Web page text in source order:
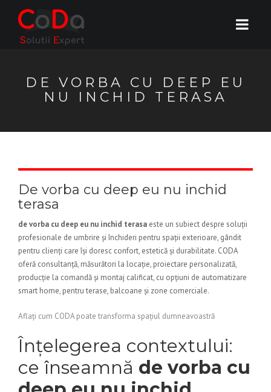
DE VORBA CU DEEP EU
NU INCHID TERASA
De vorba cu deep eu nu inchid
terasa
de vorba cu deep eu nu inchid terasa este un subiect despre soluții
profesionale de umbrire și închideri pentru spații exterioare, gândit
pentru clienți care își doresc confort, estetică și durabilitate. CODA
oferă consultanță, măsurători la locație, proiectare personalizată,
producție la comandă și montaj calificat, cu opțiuni de automatizare
smart home, pentru terase, balcoane și zone comerciale.
Aflați cum CODA poate transforma spațiul dumneavoastră
Înțelegerea contextului:
ce înseamnă de vorba cu